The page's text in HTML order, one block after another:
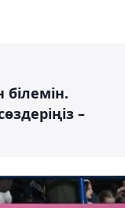
білемін.
–